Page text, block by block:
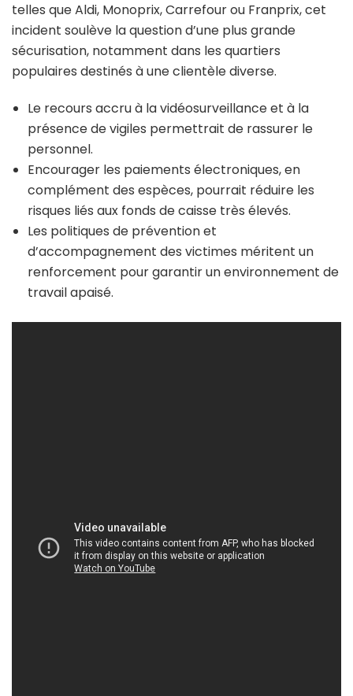
telles que Aldi, Monoprix, Carrefour ou Franprix, cet
incident soulève la question d’une plus grande
sécurisation, notamment dans les quartiers
populaires destinés à une clientèle diverse.
Le recours accru à la vidéosurveillance et à la
présence de vigiles permettrait de rassurer le
personnel.
Encourager les paiements électroniques, en
complément des espèces, pourrait réduire les
risques liés aux fonds de caisse très élevés.
Les politiques de prévention et
d’accompagnement des victimes méritent un
renforcement pour garantir un environnement de
travail apaisé.